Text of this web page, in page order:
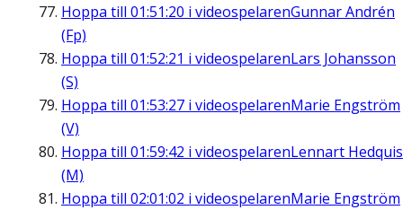
Hoppa till 01:51:20 i videospelarenGunnar Andrén
(Fp)
Hoppa till 01:52:21 i videospelarenLars Johansson
(S)
Hoppa till 01:53:27 i videospelarenMarie Engström
(V)
Hoppa till 01:59:42 i videospelarenLennart
(M)
Hoppa till 02:01:02 i videospelarenMarie Engström